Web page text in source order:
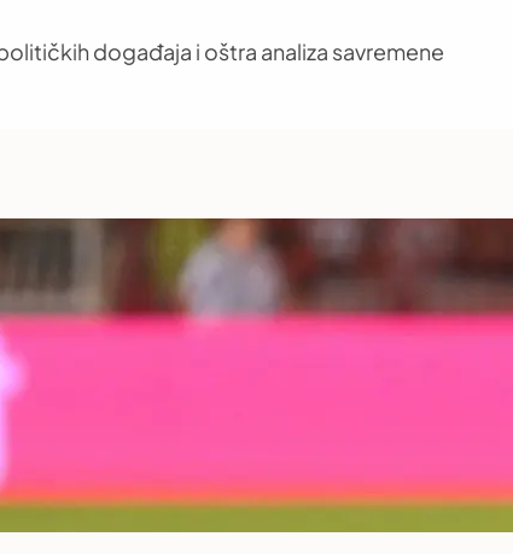
događaja i oštra analiza savremene